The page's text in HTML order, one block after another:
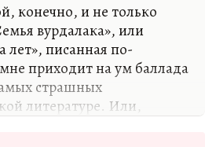
конечно, и не только
вурдалака», или
лет», писанная по-
приходит на ум баллада
страшных
литературе. Или,